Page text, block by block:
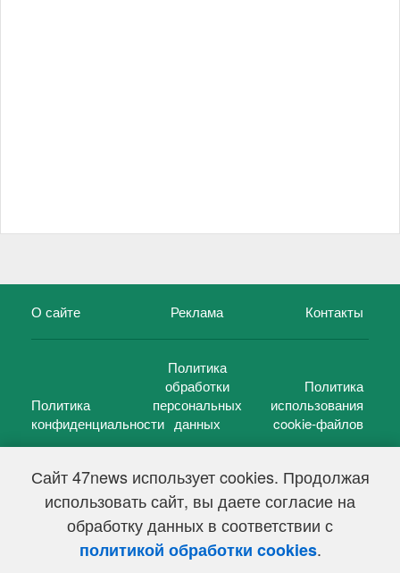
Сайт 47news использует cookies. Продолжая
использовать сайт, вы даете согласие на
обработку данных в соответствии с
политикой обработки cookies.
О сайте Реклама Контакты
Политика
конфиденциальности
Политика
обработки
персональных
данных
Политика
использования
cookie-файлов
47 новостей (47 news)2005 — 2026 г.
Свидетельство о регистрации СМИ Эл № ФС 77-39848, выдано
Федеральной службой по надзору в сфере связи,
информационных технологий и массовых коммуникаций